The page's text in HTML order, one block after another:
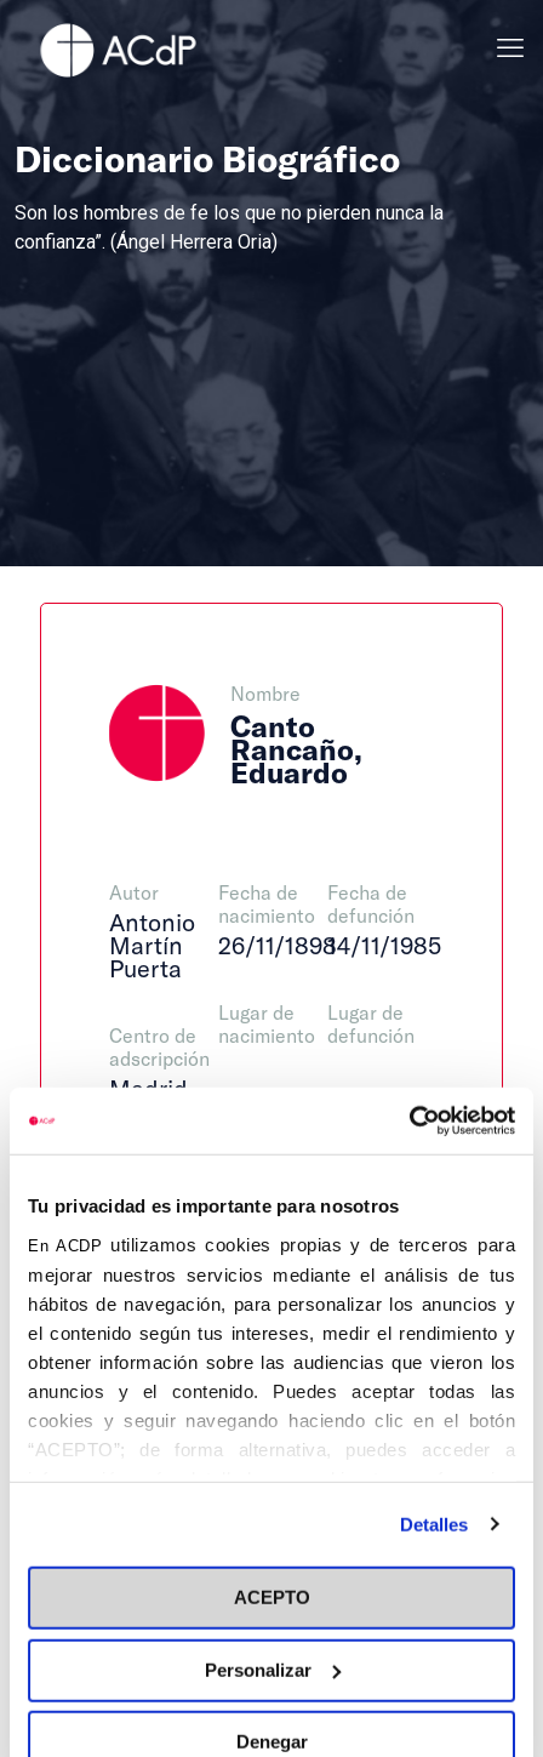
Tu privacidad es importante para nosotros
En ACDP utilizamos cookies propias y de terceros para
mejorar nuestros servicios mediante el análisis de tus
hábitos de navegación, para personalizar los anuncios y
el contenido según tus intereses, medir el rendimiento y
obtener información sobre las audiencias que vieron los
anuncios y el contenido. Puedes aceptar todas las
cookies y seguir navegando haciendo clic en el botón
“ACEPTO”; de forma alternativa, puedes acceder a
información más detallada y cambiar tus preferencias
en el botón "Personalizar". Para más información puedes
visitar nuestra Política de Cookies
Detalles
ACEPTO
Personalizar
Denegar
Diccionario Biográfico
Son los hombres de fe los que no pierden nunca la
confianza”. (Ángel Herrera Oria)
Nombre
Canto
Rancaño,
Eduardo
Autor
Antonio
Martín
Puerta
Centro de
adscripción
Madrid
Fecha de
nacimiento
26/11/1898
Lugar de
nacimiento
Fecha de
defunción
14/11/1985
Lugar de
defunción
CANTO RANCAÑO, Eduardo. 26.XI.1898 –
14.XI.1985. Maestro. Abogado. Director
General.
Maestro y Licenciado en Derecho, fue
Nacional de Educación desde 1956 hasta
Ejecutivo de la Oficina Internacional de
Educación en 1957.
Fue miembro de la Junta Técnica Nacional
de Acción Católica. Perteneció a la